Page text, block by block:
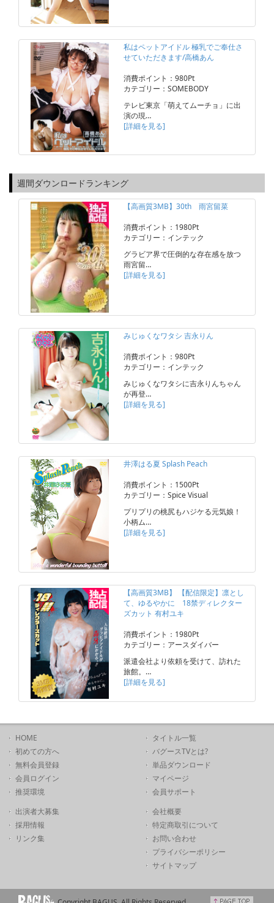
私はペットアイドル 極乳でご奉仕さ
せていただきます/高橋あん
消費ポイント：980Pt
カテゴリー：SOMEBODY
テレビ東京「萌えてムーチョ」に出
演の現…
[詳細を見る]
週間ダウンロードランキング
【高画質3MB】30th 雨宮留菜
消費ポイント：1980Pt
カテゴリー：インテック
グラビア界で圧倒的な存在感を放つ
雨宮留…
[詳細を見る]
みじゅくなワタシ 吉永りん
消費ポイント：980Pt
カテゴリー：インテック
みじゅくなワタシに吉永りんちゃん
が再登…
[詳細を見る]
井澤はる夏 Splash Peach
消費ポイント：1500Pt
カテゴリー：Spice Visual
プリプリの桃尻もハジケる元気娘！
小柄ム…
[詳細を見る]
【高画質3MB】 【配信限定】凛とし
て、ゆるやかに 18禁ディレクター
ズカット 有村ユキ
消費ポイント：1980Pt
カテゴリー：アースダイバー
派遣会社より依頼を受けて、訪れた
旅館。…
[詳細を見る]
HOME
初めての方へ
無料会員登録
会員ログイン
推奨環境
タイトル一覧
バグースTVとは?
単品ダウンロード
マイページ
会員サポート
出演者大募集
採用情報
リンク集
会社概要
特定商取引について
お問い合わせ
プライバシーポリシー
サイトマップ